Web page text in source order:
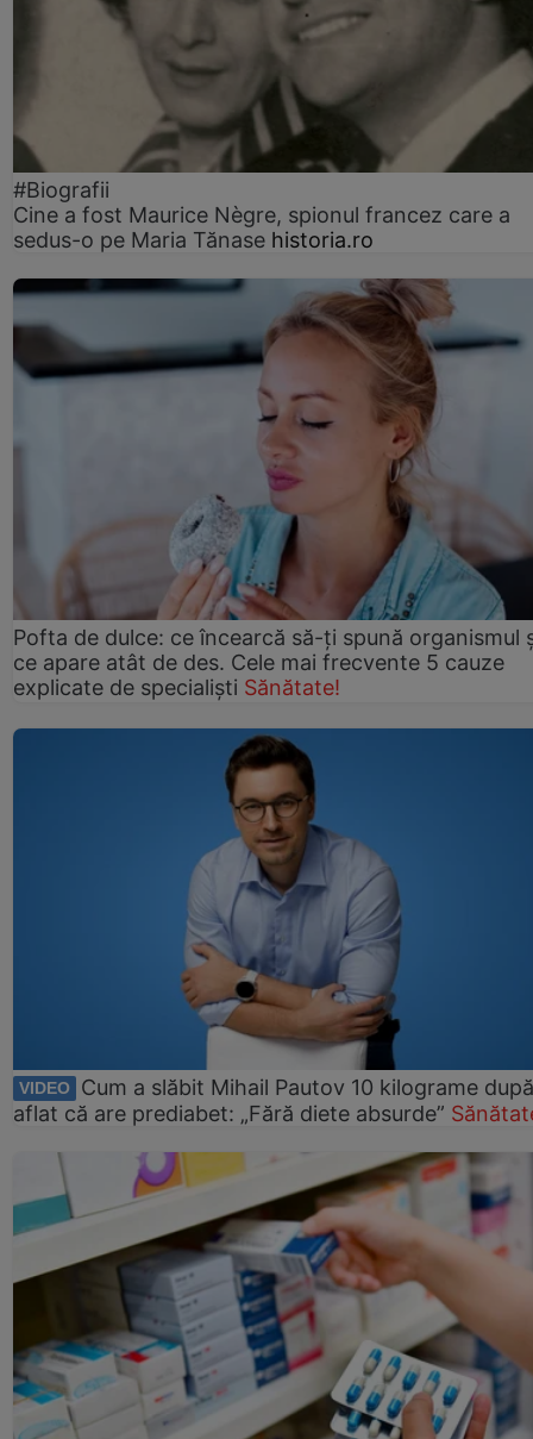
#Biografii
Cine a fost Maurice Nègre, spionul francez care a
sedus-o pe Maria Tănase historia.ro
Pofta de dulce: ce încearcă să-ți spună organismul
ce apare atât de des. Cele mai frecvente 5 cauze
explicate de specialiști Sănătate!
VIDEO
Cum a slăbit Mihail Pautov 10 kilograme
aflat că are prediabet: „Fără diete absurde”